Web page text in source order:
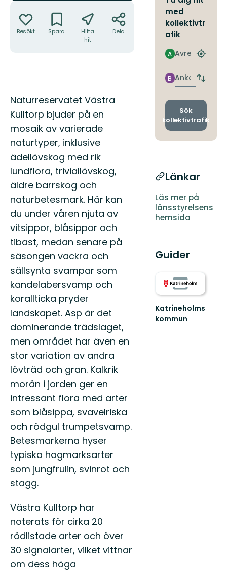
Besökt Spara
Hitta
hit
Dela
Beskrivning
Naturreservatet Västra
Kulltorp bjuder på en
mosaik av varierade
naturtyper, inklusive
ädellövskog med rik
lundflora, triviallövskog,
äldre barrskog och
naturbetesmark. Här kan
du under våren njuta av
vitsippor, blåsippor och
tibast, medan senare på
säsongen vackra och
sällsynta svampar som
kandelabersvamp och
korallticka pryder
landskapet. Asp är det
dominerande trädslaget,
men området har även en
stor variation av andra
lövträd och gran. Kalkrik
morän i jorden ger en
intressant flora med arter
som blåsippa, svavelriska
och rödgul trumpetsvamp.
Betesmarkerna hyser
typiska hagmarksarter
som jungfrulin, svinrot och
stagg.
Västra Kulltorp har
noterats för cirka 20
rödlistade arter och över
30 signalarter, vilket vittnar
om dess höga
med
kollektivtr
afik
Avresa
A
Hitta
Ankomst
B
Byt
och
Sök
kollektivtrafik
Länkar
Läs mer på
länsstyrelsens
hemsida
Guider
Katrineholms
kommun